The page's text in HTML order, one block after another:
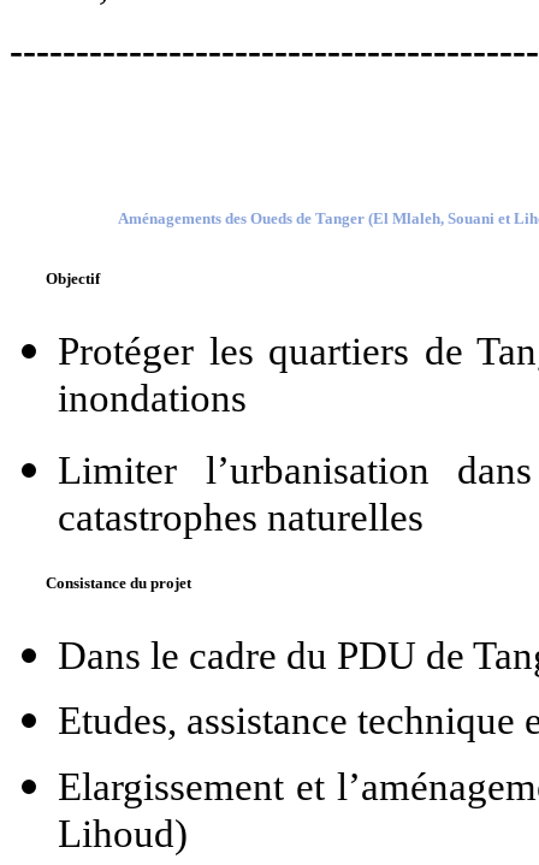
Aménagements des Oueds de Tanger (El Mlaleh, Souani et
Objectif
Protéger les quartiers de
inondations
Limiter l’urbanisation
catastrophes naturelles
Consistance du projet
Dans le cadre du PDU de
Etudes, assistance technique
Elargissement et
Lihoud)